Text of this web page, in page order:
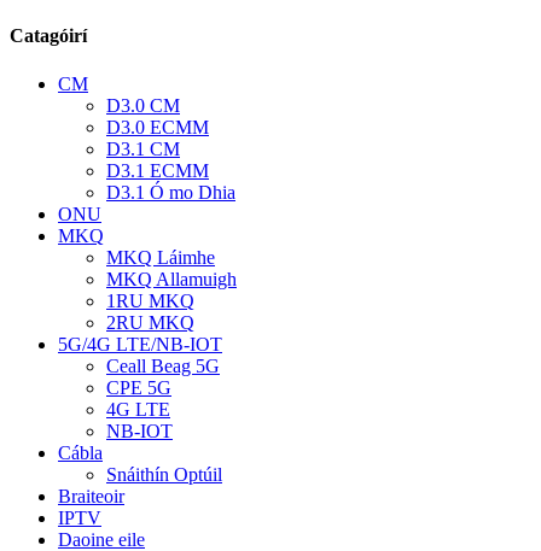
Catagóirí
CM
D3.0 CM
D3.0 ECMM
D3.1 CM
D3.1 ECMM
D3.1 Ó mo Dhia
ONU
MKQ
MKQ Láimhe
MKQ Allamuigh
1RU MKQ
2RU MKQ
5G/4G LTE/NB-IOT
Ceall Beag 5G
CPE 5G
4G LTE
NB-IOT
Cábla
Snáithín Optúil
Braiteoir
IPTV
Daoine eile